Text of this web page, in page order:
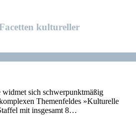
kultureller
sich schwerpunktmäßig
Themenfeldes »Kulturelle
mit insgesamt 8…